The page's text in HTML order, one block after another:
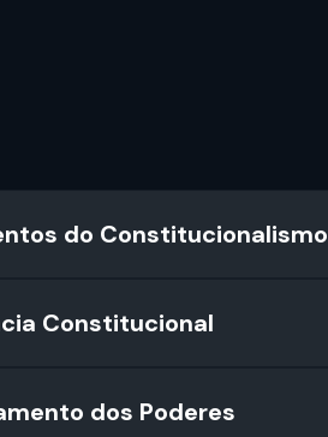
do Constitucionalismo
Constitucional
dos Poderes